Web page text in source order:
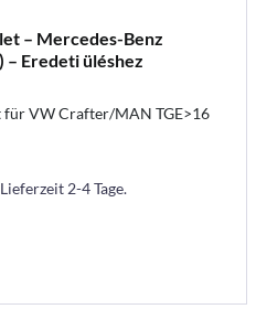
– Mercedes-Benz
Eredeti üléshez
VW Crafter/MAN TGE>16
2-4 Tage.